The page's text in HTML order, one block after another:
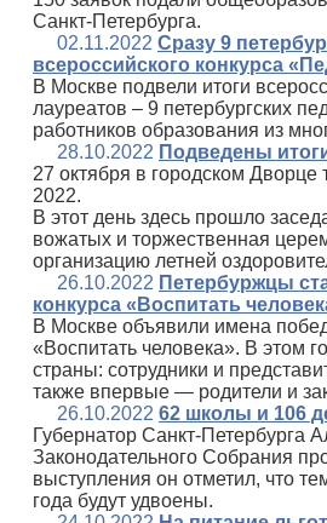
Санкт‑Петербурга.
02.11.2022 Сразу 9
всероссийского конкурса
В Москве подвели итоги
лауреатов – 9 петербургских
работников образования из
28.10.2022 Подведены
27 октября в городском
2022.
В этот день здесь прошло
вожатых и торжественная
организацию летней
26.10.2022 Петербуржцы
конкурса «Воспитать
В Москве объявили имена
«Воспитать человека». В этом
страны: сотрудники и
также впервые — родители и
26.10.2022 62 школы и 106
Губернатор Санкт‑Петербурга
Законодательного Собрания
выступления он отметил, что
года будут удвоены.